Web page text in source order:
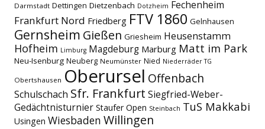
Darmstadt Dettingen Dietzenbach Dotzheim Fechenheim
Frankfurt Nord Friedberg FTV 1860 Gelnhausen
Gernsheim Gießen Griesheim Heusenstamm
Hofheim Limburg Magdeburg Marburg Matt im Park
Neu-Isenburg Neuberg Neumünster Nied Niederräder TG
Obertshausen Oberursel Offenbach
Schulschach Sfr. Frankfurt Siegfried-Weber-
Gedächtnisturnier Staufer Open Steinbach TuS Makkabi
Usingen Wiesbaden Willingen